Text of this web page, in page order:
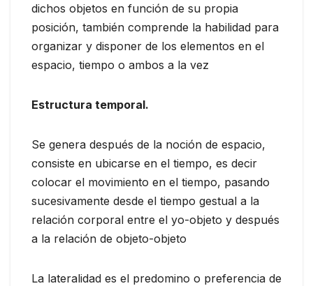
dichos objetos en función de su propia
posición, también comprende la habilidad para
organizar y disponer de los elementos en el
espacio, tiempo o ambos a la vez
Estructura temporal.
Se genera después de la noción de espacio,
consiste en ubicarse en el tiempo, es decir
colocar el movimiento en el tiempo, pasando
sucesivamente desde el tiempo gestual a la
relación corporal entre el yo-objeto y después
a la relación de objeto-objeto
La lateralidad es el predomino o preferencia de